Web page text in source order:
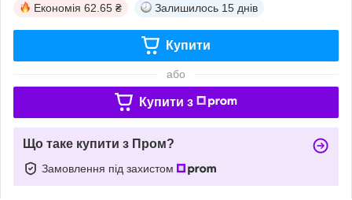
Економія 62.65 ₴ Залишилось 15 днів
Купити
або
Купити з
Що таке купити з Пром?
Замовлення під захистом